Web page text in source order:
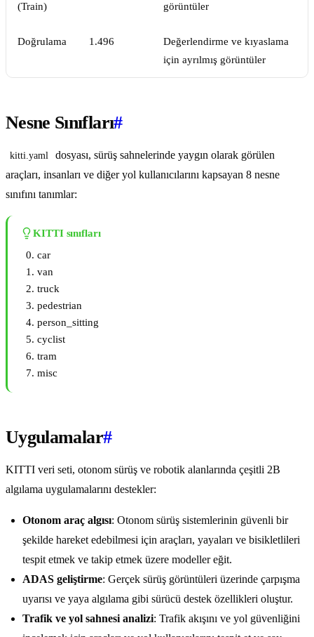
(Train)
görüntüler
Doğrulama 1.496
Değerlendirme ve kıyaslama
için ayrılmış görüntüler
Nesne Sınıfları#
kitti.yaml
dosyası, sürüş sahnelerinde yaygın olarak görülen
araçları, insanları ve diğer yol kullanıcılarını kapsayan 8 nesne
sınıfını tanımlar:
KITTI sınıfları
car
van
truck
pedestrian
person_sitting
cyclist
tram
misc
Uygulamalar#
KITTI veri seti, otonom sürüş ve robotik alanlarında çeşitli 2B
algılama uygulamalarını destekler:
Otonom araç algısı: Otonom sürüş sistemlerinin güvenli bir
şekilde hareket edebilmesi için araçları, yayaları ve bisikletlileri
tespit etmek ve takip etmek üzere modeller eğit.
ADAS geliştirme: Gerçek sürüş görüntüleri üzerinde çarpışma
uyarısı ve yaya algılama gibi sürücü destek özellikleri oluştur.
Trafik ve yol sahnesi analizi: Trafik akışını ve yol güvenliğini